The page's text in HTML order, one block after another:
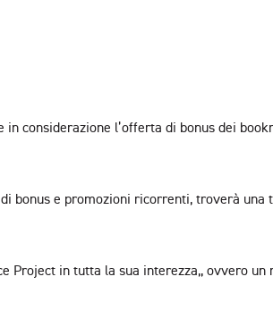
considerazione l’offerta di bonus dei
bonus e promozioni ricorrenti, troverà una
Project in tutta la sua interezza,, ovvero un